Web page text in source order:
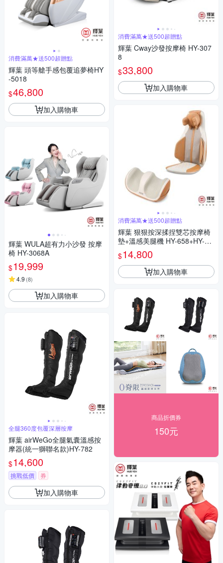
消費滿萬★送500超贈點
輝葉 頭等艙手感包覆追夢椅HY
-5018
$46,800
加入購物車
輝葉 WULA超有力小沙發 按摩
椅 HY-3068A
$19,999
4.9 (8)
加入購物車
全腿360度包覆深層按摩
輝葉 airWeGo全腿氣囊溫感按
摩器(統一獅聯名款)HY-782
$14,600
挑戰低價 券
加入購物車
消費滿萬★送500超贈點
輝葉 Cway沙發按摩椅 HY-307
8
$33,800
加入購物車
消費滿萬★送500超贈點
輝葉 狠狠按深揉捏雙芯按摩椅
墊+溫感美腿機 HY-658+HY-75
$14,800
加入購物車
商品折價券
150元